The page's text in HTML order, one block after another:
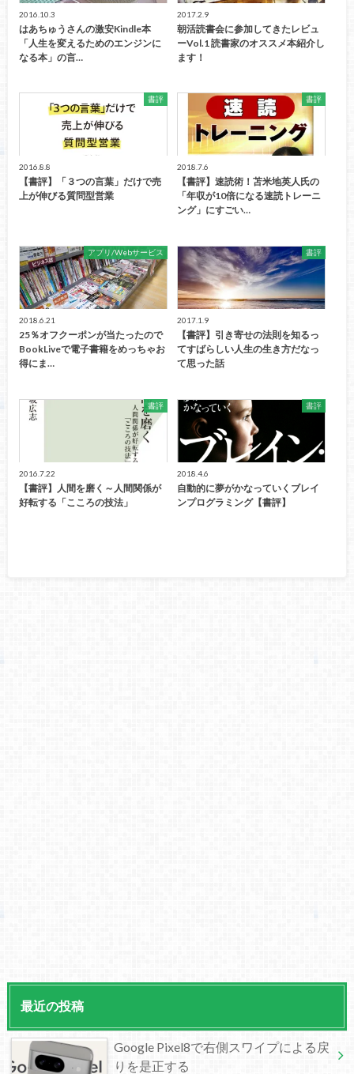
2016.10.3
はあちゅうさんの激安Kindle本
「人生を変えるためのエンジンに
なる本」の言…
2017.2.9
朝活読書会に参加してきたレビュ
ーVol.1 読書家のオススメ本紹介し
ます！
書評
2016.8.8
【書評】「３つの言葉」だけで売
上が伸びる質問型営業
書評
2018.7.6
【書評】速読術！苫米地英人氏の
「年収が10倍になる速読トレーニ
ング」にすごい…
アプリ/Webサービス
2018.6.21
25％オフクーポンが当たったので
BookLiveで電子書籍をめっちゃお
得にま…
書評
2017.1.9
【書評】引き寄せの法則を知るっ
てすばらしい人生の生き方だなっ
て思った話
書評
2016.7.22
【書評】人間を磨く～人間関係が
好転する「こころの技法」
書評
2018.4.6
自動的に夢がかなっていくブレイ
ンプログラミング【書評】
最近の投稿
Google Pixel8で右側スワイプによる戻
りを是正する